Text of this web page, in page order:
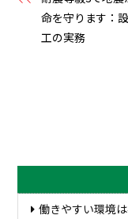
命を守ります：
工の実務
働きやすい環境